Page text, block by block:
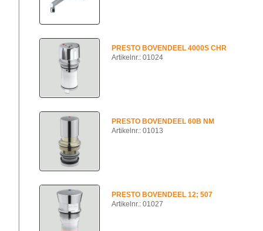
PRESTO BOVENDEEL 4000S CHR
Artikelnr.: 01024
PRESTO BOVENDEEL 60B NM
Artikelnr.: 01013
PRESTO BOVENDEEL 12; 507
Artikelnr.: 01027